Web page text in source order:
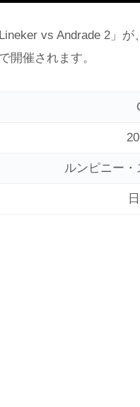
vs Andrade 2」
開催されます。
ルンピニー・